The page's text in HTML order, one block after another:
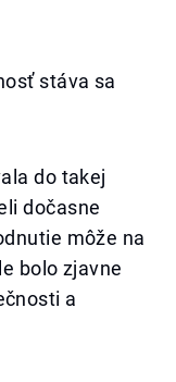
stáva sa
do takej
dočasne
môže na
bolo zjavne
a